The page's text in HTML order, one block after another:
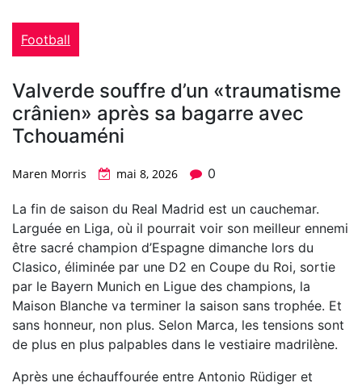
Football
Valverde souffre d’un «traumatisme
crânien» après sa bagarre avec
Tchouaméni
Maren Morris mai 8, 2026 0
La fin de saison du Real Madrid est un cauchemar.
Larguée en Liga, où il pourrait voir son meilleur ennemi
être sacré champion d’Espagne dimanche lors du
Clasico, éliminée par une D2 en Coupe du Roi, sortie
par le Bayern Munich en Ligue des champions, la
Maison Blanche va terminer la saison sans trophée. Et
sans honneur, non plus. Selon Marca, les tensions sont
de plus en plus palpables dans le vestiaire madrilène.
Après une échauffourée entre Antonio Rüdiger et